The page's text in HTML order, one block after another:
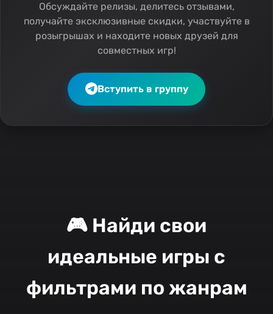
Обсуждайте релизы, делитесь отзывами,
получайте эксклюзивные скидки, участвуйте в
розыгрышах и находите новых друзей для
совместных игр!
Вступить в группу
🎮 Найди свои
идеальные игры с
фильтрами по жанрам